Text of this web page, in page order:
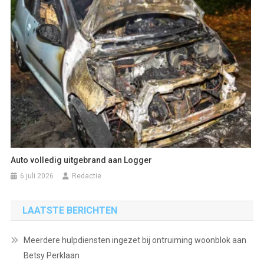
Auto volledig uitgebrand aan Logger
6 juli 2026 Redactie
LAATSTE BERICHTEN
Meerdere hulpdiensten ingezet bij ontruiming woonblok aan
Betsy Perklaan